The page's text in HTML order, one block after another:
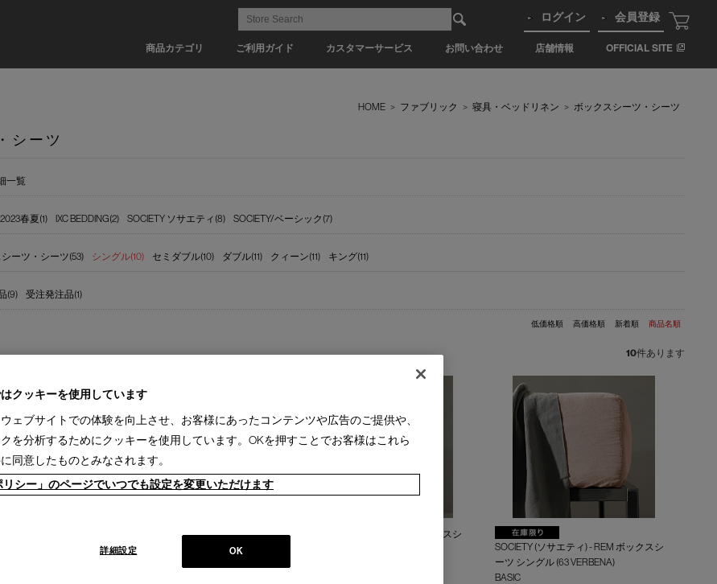
商品カテゴリ ご利用ガイド カスタマーサービス お問い合わせ 店舗情報 OFFICIAL SITE
ログイン 会員登録
HOME > ファブリック > 寝具・ベッドリネン > ボックスシーツ・シーツ
シーツ
一覧
春夏(1) IXC BEDDING(2) SOCIETY ソサエティ(8) SOCIETY/ベーシック(7)
ーツ・シーツ(53) シングル(10) セミダブル(10) ダブル(11) クィーン(11) キング(11)
(9) 受注発注品(1)
低価格順 高価格順 新着順 商品名順
10件あります
ーツ シング
IXC (イクスシー) - ボックスシーツ シング
ル（ホワイト）
SOCIETY (ソサエティ) - REM ボックスシ
SOCIETY (ソサエティ) - REM ボックスシ
ーツ シングル (63 VERBENA)
BASIC
クッキーを使用しています
ェブサイトでの体験を向上させ、お客様にあったコンテンツや広告のご提供や、
クを分析するためにクッキーを使用しています。OKを押すことでお客様はこれら
同意したものとみなされます。
リシー」のページでいつでも設定を変更いただけます
OK
詳細設定